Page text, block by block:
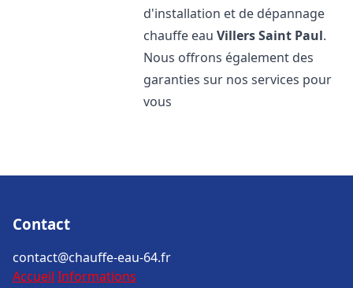
d'installation et de dépannage
chauffe eauVillers Saint Paul.
Nous offrons également des
garanties sur nos services pour
vous
Contact
contact@chauffe-eau-64.fr
Accueil Informations